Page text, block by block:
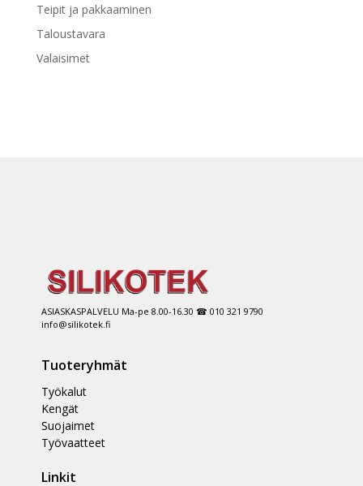
Teipit ja pakkaaminen
Taloustavara
Valaisimet
ASIASKASPALVELU Ma-pe 8.00-16.30 ☎ 010 321 9790
info@silikotek.fi
Tuoteryhmät
Työkalut
Kengät
Suojaimet
Työvaatteet
Linkit